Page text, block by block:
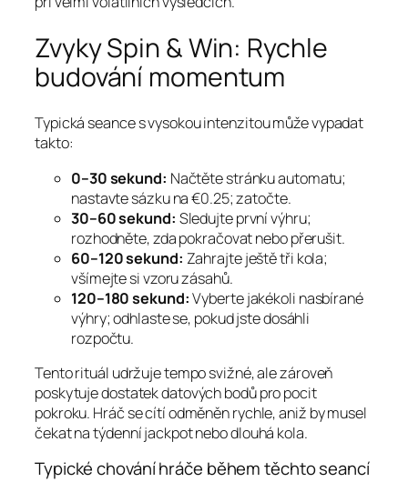
Zvyky Spin & Win: Rychle
budování momentum
Typická seance s vysokou intenzitou může vypadat
takto:
0–30 sekund: Načtěte stránku automatu;
nastavte sázku na €0.25; zatočte.
30–60 sekund: Sledujte první výhru;
rozhodněte, zda pokračovat nebo přerušit.
60–120 sekund: Zahrajte ještě tři kola;
všímejte si vzoru zásahů.
120–180 sekund:Vyberte jakékoli nasbírané
výhry; odhlaste se, pokud jste dosáhli
rozpočtu.
Tento rituál udržuje tempo svižné, ale zároveň
poskytuje dostatek datových bodů pro pocit
pokroku. Hráč se cítí odměněn rychle, aniž by musel
čekat na týdenní jackpot nebo dlouhá kola.
Typické chování hráče během těchto seancí